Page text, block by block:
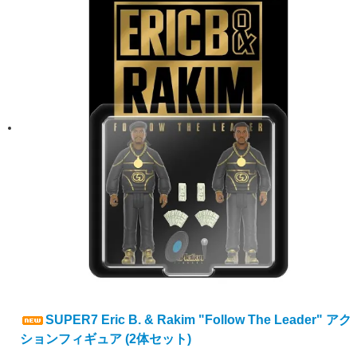
SUPER7 Eric B. & Rakim "Follow The Leader" アク
ションフィギュア (2体セット)